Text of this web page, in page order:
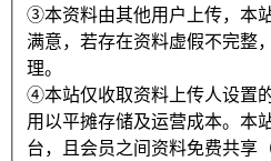
③本资料由其他用户上传，本
满意，若存在资料虚假不完整
理。
④本站仅收取资料上传人设置
用以平摊存储及运营成本。本
台，且会员之间资料免费共享